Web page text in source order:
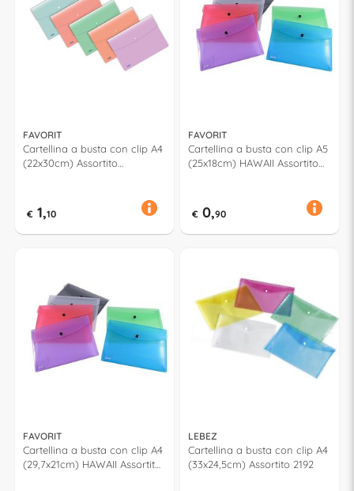
FAVORIT
Cartellina a busta con clip A4
(22x30cm) Assortito
€ 1,10
FAVORIT
Cartellina a busta con clip A5
(25x18cm) HAWAII Assortito
€ 0,90
FAVORIT
Cartellina a busta con clip A4
(29,7x21cm) HAWAII Assortito
LEBEZ
Cartellina a busta con clip A4
(33x24,5cm) Assortito 2192